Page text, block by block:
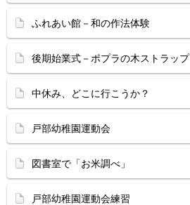
ふれあい館－和の作法体験
後期始業式－ポプラの木ストラップ
中休み、どこに行こうか？
戸部幼稚園運動会
図書室で「お米調べ」
戸部幼稚園運動会練習